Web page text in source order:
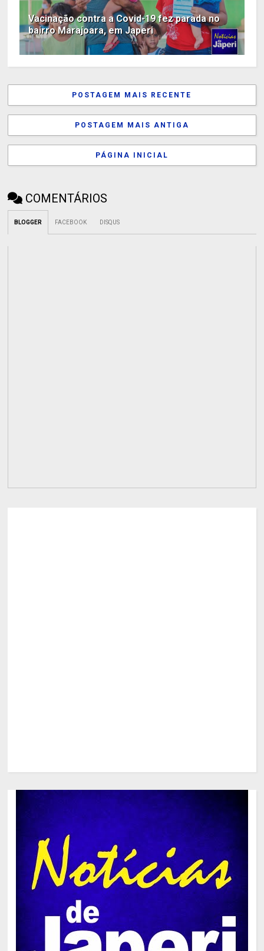
Vacinação contra a Covid-19 fez parada no
bairro Marajoara, em Japeri
POSTAGEM MAIS RECENTE
POSTAGEM MAIS ANTIGA
PÁGINA INICIAL
COMENTÁRIOS
BLOGGER FACEBOOK DISQUS